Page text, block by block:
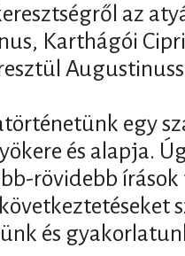
az
Karthágói
egy
és alapja.
rövidebb
és